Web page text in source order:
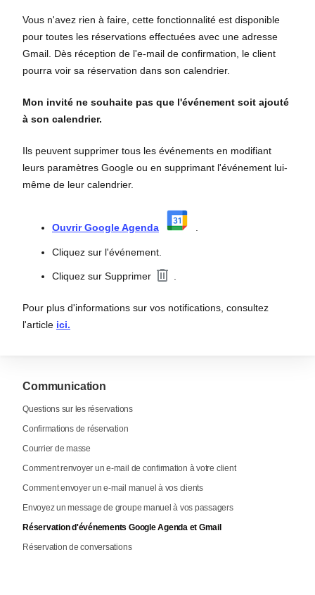
Vous n'avez rien à faire, cette fonctionnalité est disponible
pour toutes les réservations effectuées avec une adresse
Gmail. Dès réception de l'e-mail de confirmation, le client
pourra voir sa réservation dans son calendrier.
Mon invité ne souhaite pas que l'événement soit ajouté
à son calendrier.
Ils peuvent supprimer tous les événements en modifiant
leurs paramètres Google ou en supprimant l'événement lui-
même de leur calendrier.
Ouvrir Google Agenda .
Cliquez sur l'événement.
Cliquez sur Supprimer .
Pour plus d'informations sur vos notifications, consultez
l'article ici.
Communication
Questions sur les réservations
Confirmations de réservation
Courrier de masse
Comment renvoyer un e-mail de confirmation à votre client
Comment envoyer un e-mail manuel à vos clients
Envoyez un message de groupe manuel à vos passagers
Réservation d'événements Google Agenda et Gmail
Réservation de conversations